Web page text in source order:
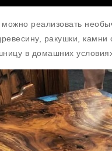
можно реализовать
ракушки, камни
в домашних